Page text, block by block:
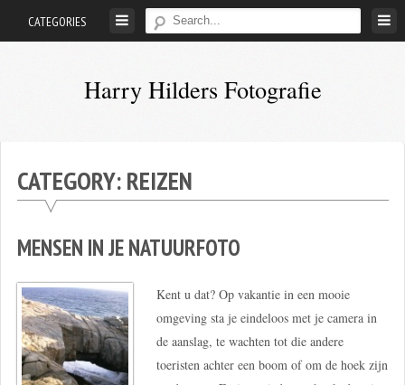
CATEGORIES
Harry Hilders Fotografie
Hilders
CATEGORY:REIZEN
MENSEN IN JE NATUURFOTO
Kent u dat? Op vakantie in een mooie
omgeving sta je eindeloos met je camera in
de aanslag, te wachten tot die andere
toeristen achter een boom of om de hoek zijn